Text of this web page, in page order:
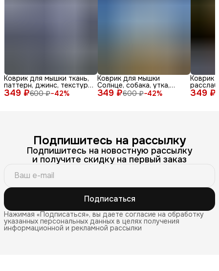
349 ₽600 ₽−42%
Коврик для мышки ткань,
паттерн, джинс, текстура,
синий, бел 349 ₽600 ₽−42%
Коврик для мышки
Солнце, собака, утка,
очки, море, доска, ле 349 ₽
Коврик
Подпишитесь на рассылку
Подпишитесь на новостную рассылку
и получите скидку на первый заказ
Подписаться
Нажимая «Подписаться», вы даете согласие на обработку
указанных персональных данных в целях получения
информационной и рекламной рассылки